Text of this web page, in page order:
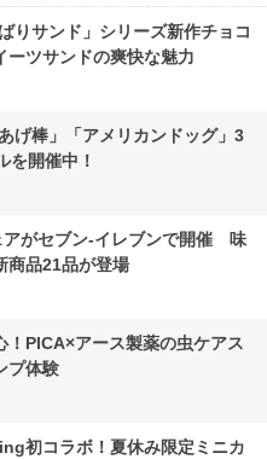
りサンド」シリーズ新作チョコ
ーツサンドの爽快な魅力
げ棒」「アメリカンドッグ」3
を開催中！
アがセブン-イレブンで開催 味
商品21品が登場
！PICA×アース製薬の虫ケアス
プ体験
初コラボ！夏休み限定ミニカ